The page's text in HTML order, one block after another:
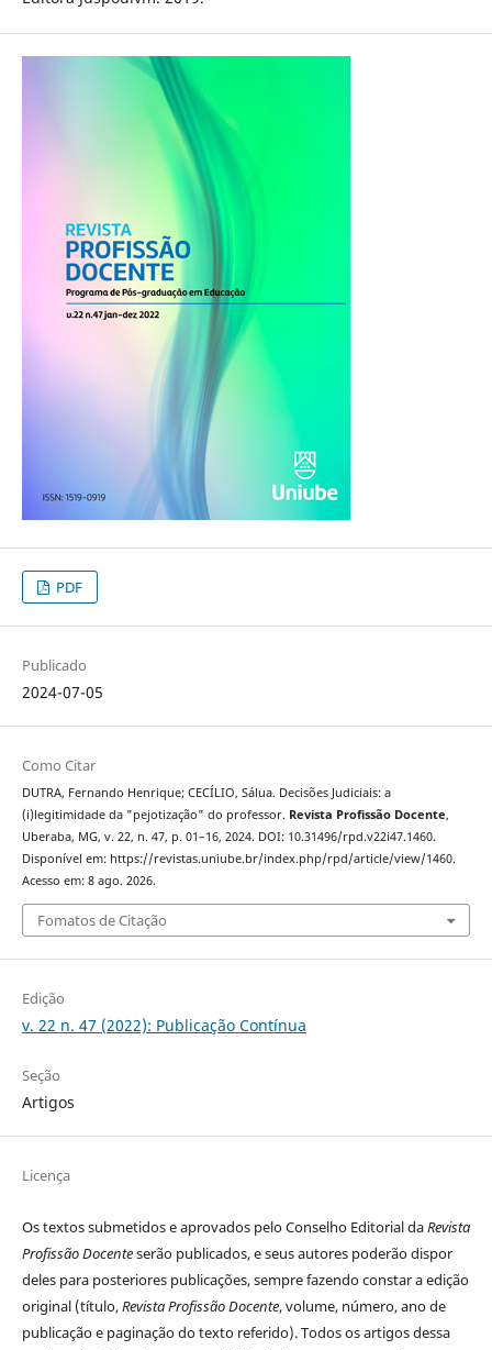
PDF
Publicado
2024-07-05
Como Citar
DUTRA, Fernando Henrique; CECÍLIO, Sálua. Decisões Judiciais: a
(i)legitimidade da "pejotização" do professor. Revista Profissão Docente,
Uberaba, MG, v. 22, n. 47, p. 01–16, 2024. DOI: 10.31496/rpd.v22i47.1460.
Disponível em: https://revistas.uniube.br/index.php/rpd/article/view/1460.
Acesso em: 8 ago. 2026.
Fomatos de Citação
Edição
v. 22 n. 47 (2022): Publicação Contínua
Seção
Artigos
Licença
Os textos submetidos e aprovados pelo Conselho Editorial daRevista
Profissão Docenteserão publicados, e seus autores poderão dispor
deles para posteriores publicações, sempre fazendo constar a edição
original (título,Revista Profissão Docente, volume, número, ano de
publicação e paginação do texto referido). Todos os artigos dessa